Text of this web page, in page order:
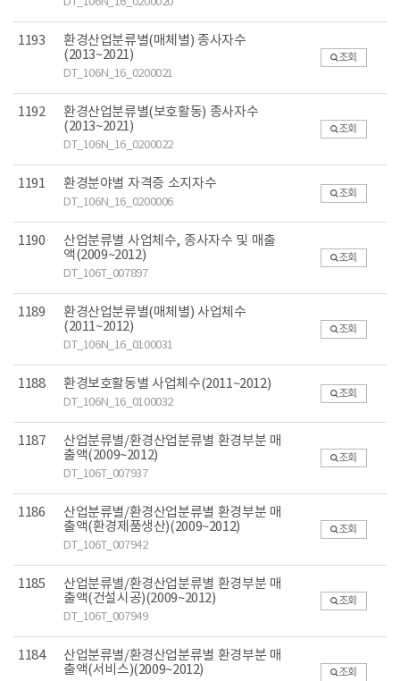
1193
환경산업분류별(매체별) 종사자수
(2013~2021)
DT_106N_16_0200021
조회
1192
환경산업분류별(보호활동) 종사자수
(2013~2021)
DT_106N_16_0200022
조회
1191 환경분야별 자격증 소지자수
DT_106N_16_0200006
조회
1190
산업분류별 사업체수, 종사자수 및 매출
액(2009~2012)
DT_106T_007897
조회
1189
환경산업분류별(매체별) 사업체수
(2011~2012)
DT_106N_16_0100031
조회
1188 환경보호활동별 사업체수(2011~2012)
DT_106N_16_0100032
조회
1187
산업분류별/환경산업분류별 환경부분 매
출액(2009~2012)
DT_106T_007937
조회
1186
산업분류별/환경산업분류별 환경부분 매
출액(환경제품생산)(2009~2012)
DT_106T_007942
조회
1185
산업분류별/환경산업분류별 환경부분 매
출액(건설시공)(2009~2012)
DT_106T_007949
조회
1184
산업분류별/환경산업분류별 환경부분 매
출액(서비스)(2009~2012)
조회